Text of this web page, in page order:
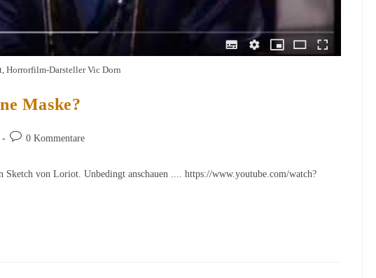
Horrorfilm-Darsteller Vic Dorn
Maske?
Beitrags-0 Kommentare
Sketch von Loriot. Unbedingt anschauen .... https://www.youtube.com/watch?